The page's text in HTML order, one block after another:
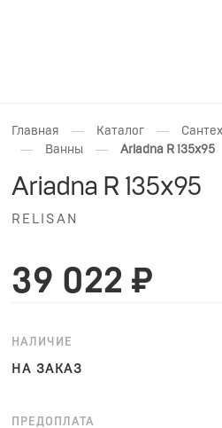
Главная — Каталог —
— Ванны — Ariadna R 135x95
Ariadna R 135x95
RELISAN
39 022 ₽
НАЛИЧИЕ
НА ЗАКАЗ
ПРЕДОПЛАТА